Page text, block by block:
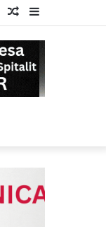
Sidebar
Random